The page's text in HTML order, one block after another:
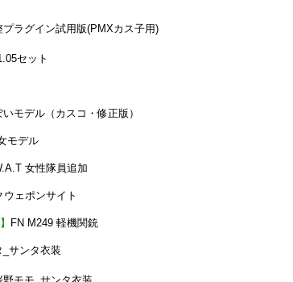
ラグイン試用版(PMXカス子用)
セット
モデル（カスコ・修正版）
モデル
女性隊員追加
ェポンサイト
FN M249 軽機関銃
_サンタ衣装